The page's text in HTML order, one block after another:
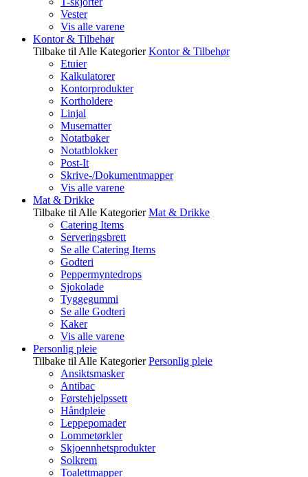
Vester
Vis alle varene
Kontor & Tilbehør
Tilbake til Alle Kategorier Kontor & Tilbehør
Etuier
Kalkulatorer
Kontorprodukter
Kortholdere
Linjal
Musematter
Notatbøker
Notatblokker
Post-It
Skrive-/Dokumentmapper
Vis alle varene
Mat & Drikke
Tilbake til Alle Kategorier Mat & Drikke
Catering Items
Serveringsbrett
Se alle Catering Items
Godteri
Peppermyntedrops
Sjokolade
Tyggegummi
Se alle Godteri
Kaker
Vis alle varene
Personlig pleie
Tilbake til Alle Kategorier Personlig pleie
Ansiktsmasker
Antibac
Førstehjelpssett
Håndpleie
Leppepomader
Lommetørkler
Skjoennhetsprodukter
Solkrem
Toalettmapper